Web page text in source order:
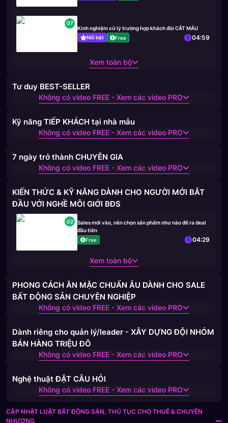
07
Kinh nghiệm xử lý trường hợp khách đòi CẮT MÁU
Nổi bật
Free 04:59
Xem toàn bộ
Tư duy BEST-SELLER
Không có video FREE - Xem các video PRO
Kỹ năng TIẾP KHÁCH tại nhà mẫu
Không có video FREE - Xem các video PRO
7 ngày trở thành CHUYÊN GIA
Không có video FREE - Xem các video PRO
KIẾN THỨC & KỸ NĂNG DÀNH CHO NGƯỜI MỚI BẮT
ĐẦU VỚI NGHỀ MÔI GIỚI BĐS
02
Sales mới vào, nên chọn sản phẩm như nào để ra deal
đầu tiên
Free
04:29
Xem toàn bộ
PHONG CÁCH ĂN MẶC CHUẨN ÂU DÀNH CHO SALE
BẤT ĐỘNG SẢN CHUYÊN NGHIỆP
Không có video FREE - Xem các video PRO
Dành riêng cho quản lý/leader - XÂY DỰNG ĐỘI NHÓM
BÁN HÀNG TRIỆU ĐÔ
Không có video FREE - Xem các video PRO
Nghệ thuật ĐẶT CÂU HỎI
Không có video FREE - Xem các video PRO
CẬP NHẬT LUẬT BẤT ĐỘNG SẢN, THỦ TỤC CHO THUÊ & CHUYỂN
NHƯỢNG